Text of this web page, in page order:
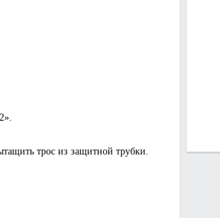
трос из защитной трубки.